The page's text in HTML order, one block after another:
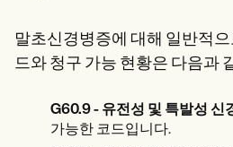
말초신경병증에 대해 일반적으
드와 청구 가능 현황은 다음과
G60.9 - 유전성 및 특발성 신
가능한 코드입니다.